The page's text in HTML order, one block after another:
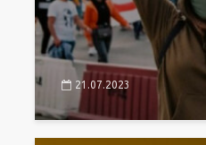
21.07.2023